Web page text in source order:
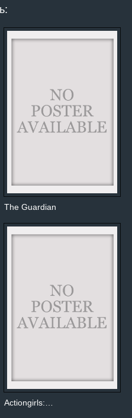
The Guardian
Actiongirls:…